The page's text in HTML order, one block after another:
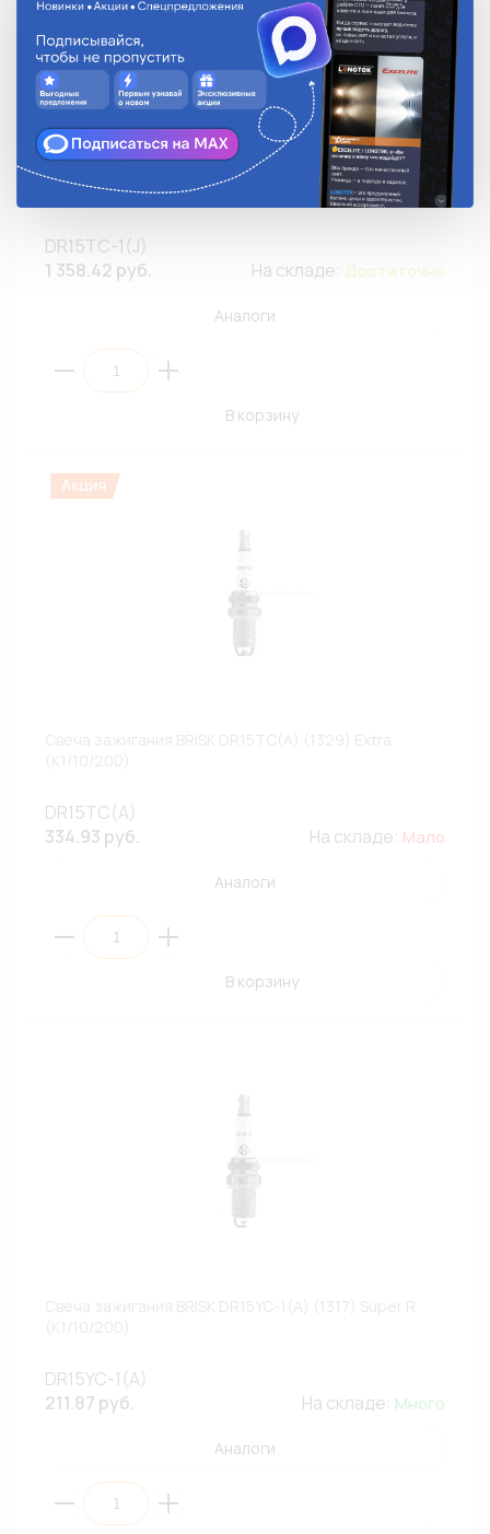
Свеча зажигания BRISK DR15TC-1(J) (1328) Extra
(Б4/60)
DR15TC-1(J)
1 358.42 руб.
На складе: Достаточно
Аналоги
В корзину
DR15TC(A)
334.93 руб.
На складе: Мало
Аналоги
В корзину
DR15YC-1(A)
211.87 руб.
На складе: Много
Аналоги